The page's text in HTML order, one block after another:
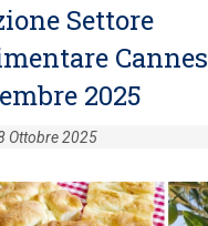
Settore
2025
Ottobre 2025